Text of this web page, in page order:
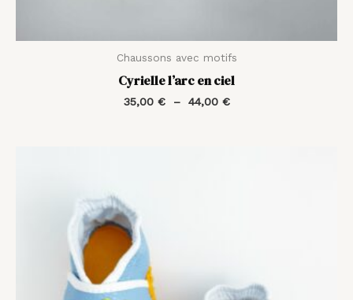
Chaussons avec motifs
Cyrielle l’arc en ciel
35,00 € – 44,00 €